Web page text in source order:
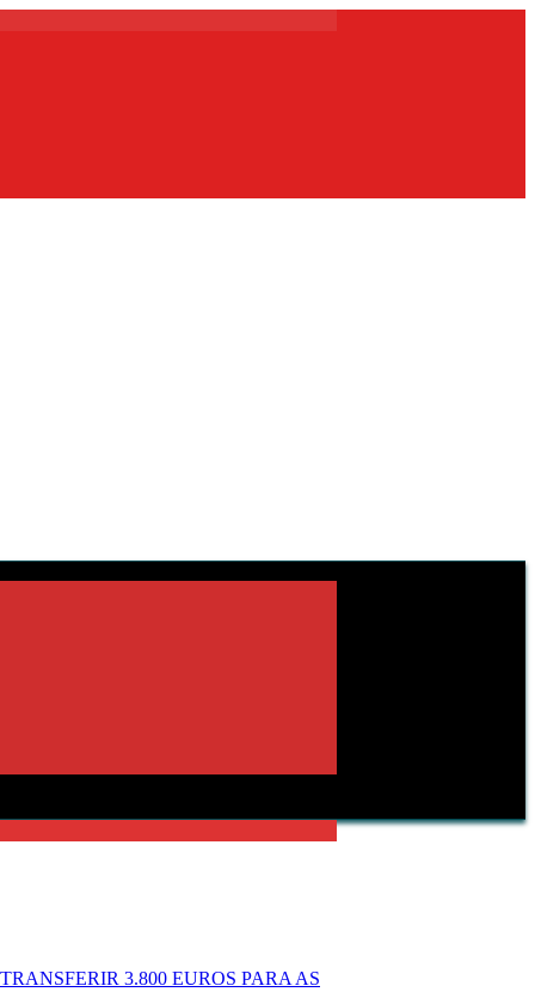
3.800 EUROS PARA AS